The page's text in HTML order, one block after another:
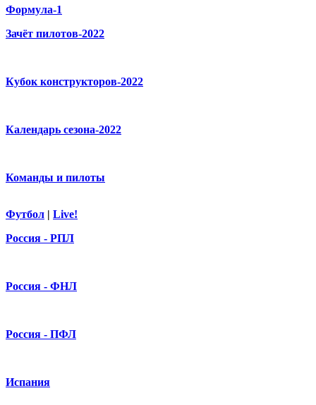
Формула-1
Зачёт пилотов-2022
Кубок конструкторов-2022
Календарь сезона-2022
Команды и пилоты
Футбол | Live!
Россия - РПЛ
Россия - ФНЛ
Россия - ПФЛ
Испания